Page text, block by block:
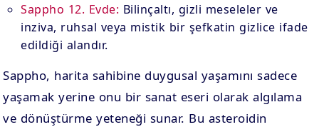
Sappho 12. Evde: Bilinçaltı, gizli meseleler ve
inziva, ruhsal veya mistik bir şefkatin gizlice ifade
edildiği alandır.
Sappho, harita sahibine duygusal yaşamını sadece
yaşamak yerine onu bir sanat eseri olarak algılama
ve dönüştürme yeteneği sunar. Bu asteroidin